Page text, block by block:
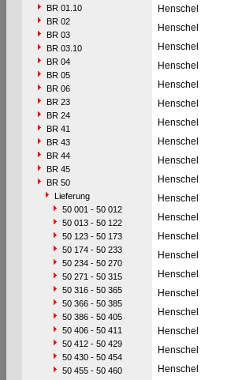
BR 01.10
BR 02
BR 03
BR 03.10
BR 04
BR 05
BR 06
BR 23
BR 24
BR 41
BR 43
BR 44
BR 45
BR 50
Lieferung
50 001 - 50 012
50 013 - 50 122
50 123 - 50 173
50 174 - 50 233
50 234 - 50 270
50 271 - 50 315
50 316 - 50 365
50 366 - 50 385
50 386 - 50 405
50 406 - 50 411
50 412 - 50 429
50 430 - 50 454
50 455 - 50 460
Henschel
Henschel
Henschel
Henschel
Henschel
Henschel
Henschel
Henschel
Henschel
Henschel
Henschel
Henschel
Henschel
Henschel
Henschel
Henschel
Henschel
Henschel
Henschel
Henschel